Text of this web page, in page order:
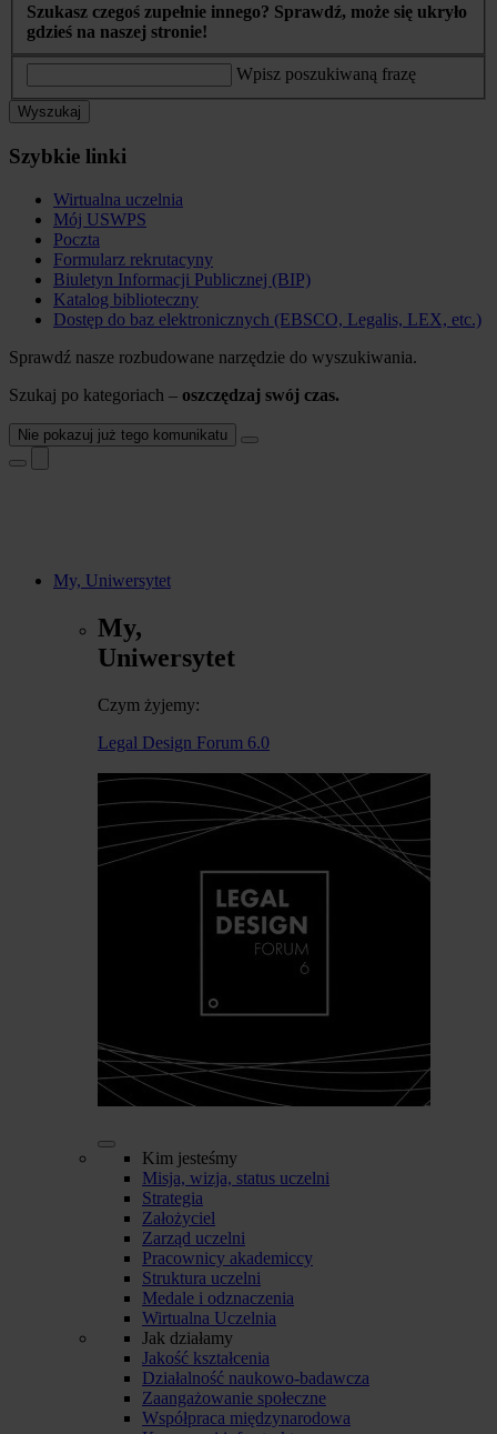
Szukasz czegoś zupełnie innego? Sprawdź, może się ukryło
gdzieś na naszej stronie!
Wpisz poszukiwaną frazę
Wyszukaj
Szybkie linki
Wirtualna uczelnia
Mój USWPS
Poczta
Formularz rekrutacyny
Biuletyn Informacji Publicznej (BIP)
Katalog biblioteczny
Dostęp do baz elektronicznych (EBSCO, Legalis, LEX, etc.)
Sprawdź nasze rozbudowane narzędzie do wyszukiwania.
Szukaj po kategoriach – oszczędzaj swój czas.
Nie pokazuj już tego komunikatu
My, Uniwersytet
My,
Uniwersytet
Czym żyjemy:
Legal Design Forum 6.0
Kim jesteśmy
Misja, wizja, status uczelni
Strategia
Założyciel
Zarząd uczelni
Pracownicy akademiccy
Struktura uczelni
Medale i odznaczenia
Wirtualna Uczelnia
Jak działamy
Jakość kształcenia
Działalność naukowo-badawcza
Zaangażowanie społeczne
Współpraca międzynarodowa